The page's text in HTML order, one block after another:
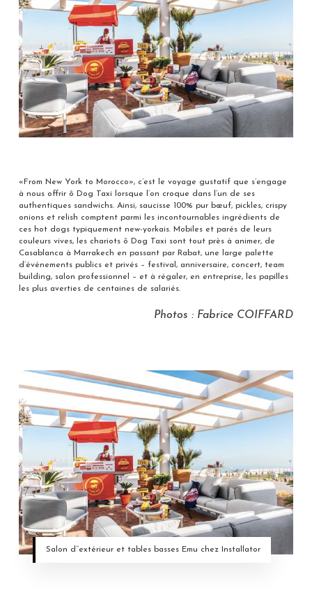
«From New York to Morocco», c’est le voyage gustatif que s’engage
à nous offrir ô Dog Taxi lorsque l’on croque dans l’un de ses
authentiques sandwichs. Ainsi, saucisse 100% pur bœuf, pickles, crispy
onions et relish comptent parmi les incontournables ingrédients de
ces hot dogs typiquement new-yorkais. Mobiles et parés de leurs
couleurs vives, les chariots ô Dog Taxi sont tout près à animer, de
Casablanca à Marrakech en passant par Rabat, une large palette
d’événements publics et privés – festival, anniversaire, concert, team
building, salon professionnel – et à régaler, en entreprise, les papilles
les plus averties de centaines de salariés.
Photos : Fabrice COIFFARD
Salon d’’extérieur et tables basses Emu chez Installator